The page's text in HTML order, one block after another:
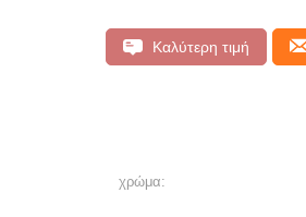
Καλύτερη τιμή
χρώμα: